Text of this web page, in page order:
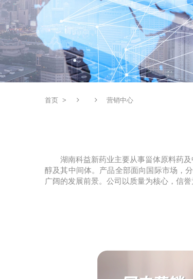
首页 > 营销中心
湖南科益新药业主要从事甾体原料药
醇及其中间体。产品全部面向国际市场，
广阔的发展前景。公司以质量为核心，信